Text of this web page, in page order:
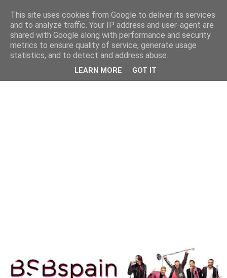
This site uses cookies from Google to deliver its services
and to analyze traffic. Your IP address and user-agent are
shared with Google along with performance and security
metrics to ensure quality of service, generate usage
statistics, and to detect and address abuse.
LEARN MORE GOT IT